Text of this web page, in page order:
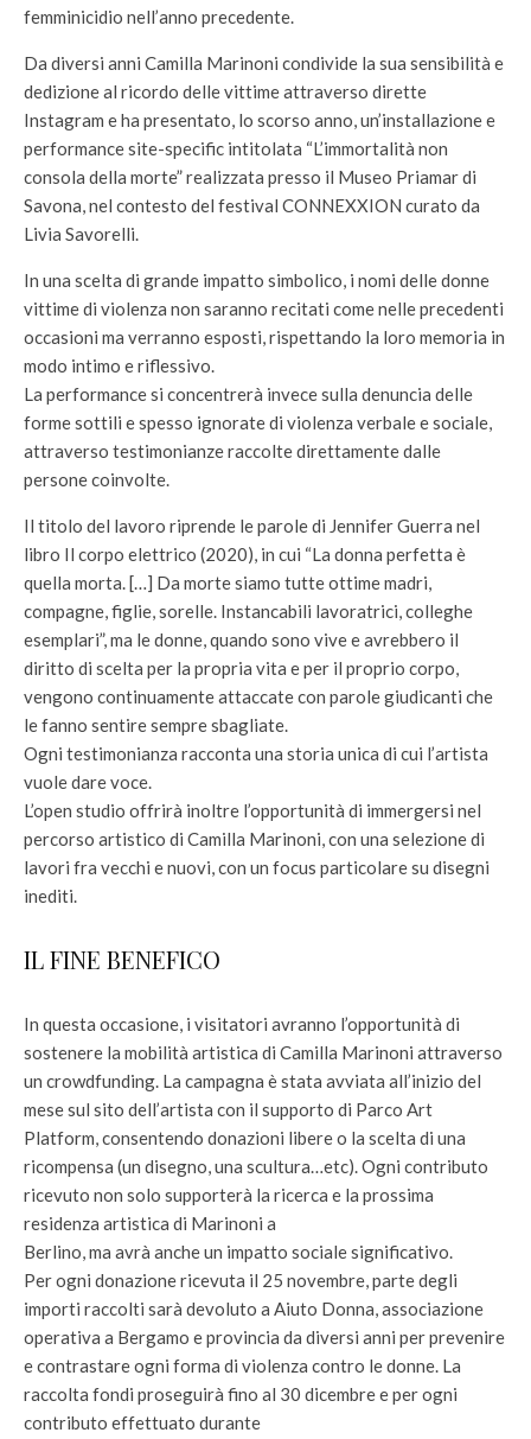
femminicidio nell’anno precedente.
Da diversi anni Camilla Marinoni condivide la sua sensibilità e
dedizione al ricordo delle vittime attraverso dirette
Instagram e ha presentato, lo scorso anno, un’installazione e
performance site-specific intitolata “L’immortalità non
consola della morte” realizzata presso il Museo Priamar di
Savona, nel contesto del festival CONNEXXION curato da
Livia Savorelli.
In una scelta di grande impatto simbolico, i nomi delle donne
vittime di violenza non saranno recitati come nelle precedenti
occasioni ma verranno esposti, rispettando la loro memoria in
modo intimo e riflessivo.
La performance si concentrerà invece sulla denuncia delle
forme sottili e spesso ignorate di violenza verbale e sociale,
attraverso testimonianze raccolte direttamente dalle
persone coinvolte.
Il titolo del lavoro riprende le parole di Jennifer Guerra nel
libro Il corpo elettrico (2020), in cui “La donna perfetta è
quella morta. […] Da morte siamo tutte ottime madri,
compagne, figlie, sorelle. Instancabili lavoratrici, colleghe
esemplari”, ma le donne, quando sono vive e avrebbero il
diritto di scelta per la propria vita e per il proprio corpo,
vengono continuamente attaccate con parole giudicanti che
le fanno sentire sempre sbagliate.
Ogni testimonianza racconta una storia unica di cui l’artista
vuole dare voce.
L’open studio offrirà inoltre l’opportunità di immergersi nel
percorso artistico di Camilla Marinoni, con una selezione di
lavori fra vecchi e nuovi, con un focus particolare su disegni
inediti.
IL FINE BENEFICO
In questa occasione, i visitatori avranno l’opportunità di
sostenere la mobilità artistica di Camilla Marinoni attraverso
un crowdfunding. La campagna è stata avviata all’inizio del
mese sul sito dell’artista con il supporto di Parco Art
Platform, consentendo donazioni libere o la scelta di una
ricompensa (un disegno, una scultura…etc). Ogni contributo
ricevuto non solo supporterà la ricerca e la prossima
residenza artistica di Marinoni a
Berlino, ma avrà anche un impatto sociale significativo.
Per ogni donazione ricevuta il 25 novembre, parte degli
importi raccolti sarà devoluto a Aiuto Donna, associazione
operativa a Bergamo e provincia da diversi anni per prevenire
e contrastare ogni forma di violenza contro le donne. La
raccolta fondi proseguirà fino al 30 dicembre e per ogni
contributo effettuato durante